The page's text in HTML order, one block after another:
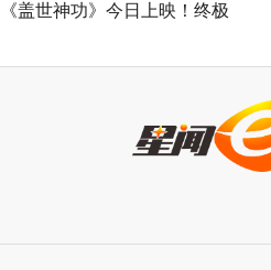
《盖世神功》今日上映！终极